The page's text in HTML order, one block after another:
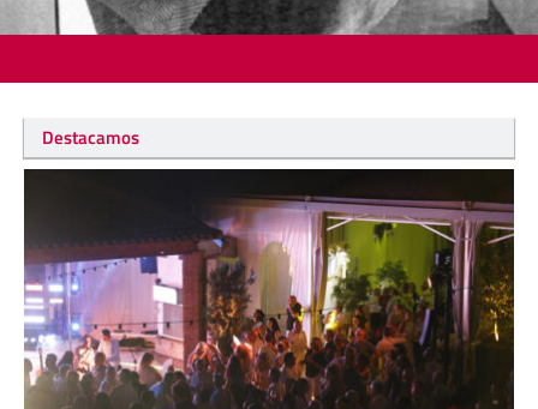
Destacamos